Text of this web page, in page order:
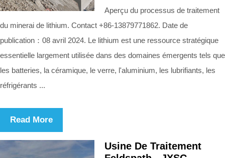
Aperçu du processus de traitement
du minerai de lithium. Contact +86-13879771862. Date de
publication：08 avril 2024. Le lithium est une ressource stratégique
essentielle largement utilisée dans des domaines émergents tels que
les batteries, la céramique, le verre, l'aluminium, les lubrifiants, les
réfrigérants ...
Read More
Usine De Traitement